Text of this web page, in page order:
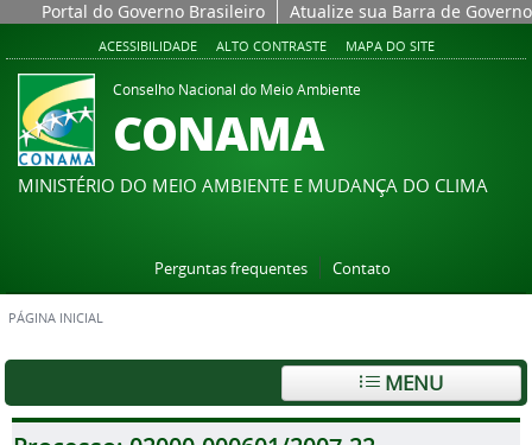
Portal do Governo Brasileiro Atualize sua Barra de Governo
ACESSIBILIDADE ALTO CONTRASTE MAPA DO SITE
Conselho Nacional do Meio Ambiente
CONAMA
MINISTÉRIO DO MEIO AMBIENTE E MUDANÇA DO CLIMA
Perguntas frequentes Contato
PÁGINA INICIAL
MENU